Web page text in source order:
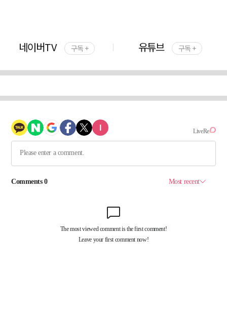
네이버TV 구독 + 유튜브 구독 +